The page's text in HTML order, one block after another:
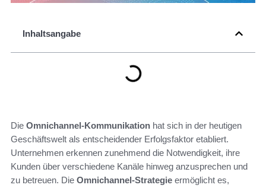
Inhaltsangabe
Die Omnichannel-Kommunikation hat sich in der heutigen
Geschäftswelt als entscheidender Erfolgsfaktor etabliert.
Unternehmen erkennen zunehmend die Notwendigkeit, ihre
Kunden über verschiedene Kanäle hinweg anzusprechen und
zu betreuen. Die Omnichannel-Strategie ermöglicht es,